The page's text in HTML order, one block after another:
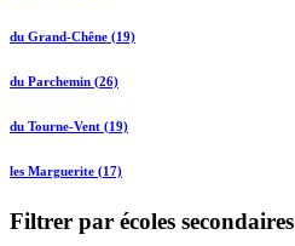
du Grand-Chêne (19)
du Parchemin (26)
du Tourne-Vent (19)
les Marguerite (17)
Filtrer par écoles secondaires